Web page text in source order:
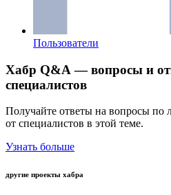
Пользователи
Хабр Q&A — вопросы и
специалистов
Получайте ответы на вопросы по
от специалистов в этой теме.
Узнать больше
другие проекты хабра